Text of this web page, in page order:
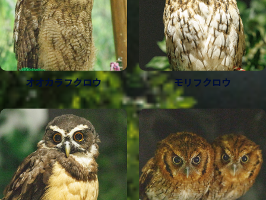
鳥類・その他
分類フクロウ目フクロウ科
布
ユーラシアおよび北アメリカ大陸の北極 地
帯、日本(ごく稀)
シロフクロウ
学名Bubo scandiacus
英名Snowy Owl
鳥類・その他
分類フクロウ目フクロウ科
北アメリカ
アメリカフクロウ
学名Strix varia
英名Barred owl
オオカラフクロウ モリフクロウ